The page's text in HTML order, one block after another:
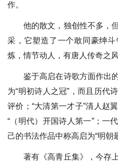
作。
他的散文，独创性不多，但
采，它塑造了一个敢同豪绅
炼，情节动人，有唐人传奇之风
鉴于高启在诗歌方面作出的
为“明初诗人之冠”，而且历代
评价；“大清第一才子”清人赵
“（明代）开国诗人第一”；一
己的书法作品中称高启为“明朝
著有《高青丘集》，今存上